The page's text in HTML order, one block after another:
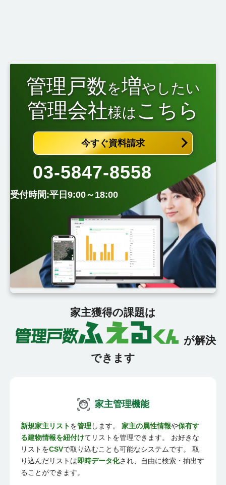
管理戸数を増やしたい
管理会社様は こちら
今すぐ資料請求
03-5847-8558
受付時間:平日9:00～18:00
家主獲得の課題は
が解決
できます
家主管理機能
新規家主リストを管理します。 家主の属性情報や保有す
る建物情報を紐付けてリストを管理できます。 お好きな
リストをCSVで取り込むことも可能なシステムです。 取
り込んだリストは即時データ化され、自由に検索・抽出す
ることができます。